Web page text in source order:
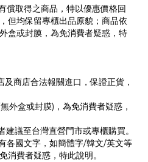
償取得之商品，特以優惠價格回
但均保留專櫃出品原貌；商品依
盒或封膜，為免消費者疑惑，特
商店合法報關進口，保證正貨，
外盒或封膜)，為免消費者疑惑，
議至台灣直營門市或專櫃購買。
各國文字，如簡體字/韓文/英文等
消費者疑惑，特此說明。